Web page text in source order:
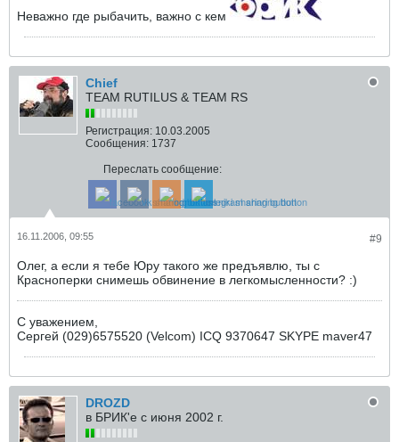
Неважно где рыбачить, важно с кем
Chief
TEAM RUTILUS & TEAM RS
Регистрация: 10.03.2005
Сообщения: 1737
Переслать сообщение:
#9
16.11.2006, 09:55
Олег, а если я тебе Юру такого же предъявлю, ты с
Красноперки снимешь обвинение в легкомысленности? :)
С уважением,
Сергей (029)6575520 (Velcom) ICQ 9370647 SKYPE maver47
DROZD
в БРИК'е с июня 2002 г.